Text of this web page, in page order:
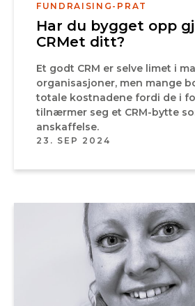
FUNDRAISING-PRAT
Har du bygget opp
CRMet ditt?
Et godt CRM er selve limet i
organisasjoner, men mange
totale kostnadene fordi de i
tilnærmer seg et CRM-bytte
anskaffelse.
23. SEP 2024